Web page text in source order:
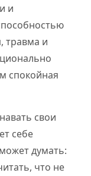
и
травма и
спокойная
свои
себе
думать:
что не